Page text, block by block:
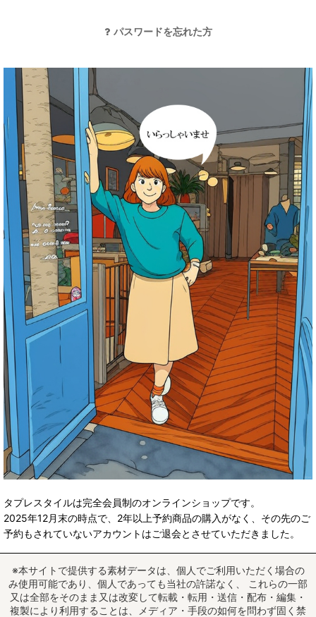
パスワードを忘れた方
タプレスタイルは完全会員制のオンラインショップです。
2025年12月末の時点で、2年以上予約商品の購入がなく、その先のご
予約もされていないアカウントはご退会とさせていただきました。
※本サイトで提供する素材データは、個人でご利用いただく場合の
み使用可能であり、個人であっても当社の許諾なく、 これらの一部
又は全部をそのまま又は改変して転載・転用・送信・配布・編集・
複製により利用することは、メディア・手段の如何を問わず固く禁